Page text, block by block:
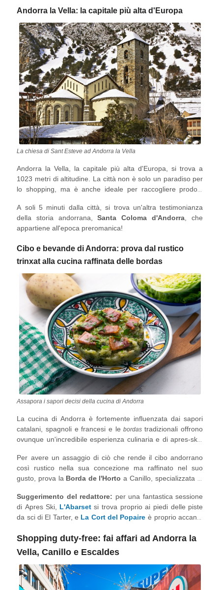
Refugi de Perafita.
Andorra la Vella: la capitale più alta d'Europa
La chiesa di Sant Esteve ad Andorra la Vella
Andorra la Vella, la capitale più alta d'Europa, si trova a
1023 metri di altitudine. La città non è solo un paradiso per
lo shopping, ma è anche ideale per raccogliere prodotti
bellissimaEglesia de Sant Estevee scopri la storia
preromanica del Paese o percorri ilponte tibetano più
lungo d'Europa.
A soli 5 minuti dalla città, si trova un'altra testimonianza
della storia andorrana,Santa Coloma d'Andorra , che
appartiene all'epoca preromanica!
Cibo e bevande di Andorra: prova dal rustico
trinxat alla cucina raffinata delle bordas
Assapora i sapori decisi della cucina di Andorra
La cucina di Andorra è fortemente influenzata dai sapori
catalani, spagnoli e francesi e lebordastradizionali offrono
ovunque un'incredibile esperienza culinaria e di apres-ski.
assaggiare la cucina locale come ilTrinxat (un piatto a base
di patate e cavoli con pancetta), l'
Escudella, laCoca
(una
focaccia salata o dolce) e una grande selezione di carni alla
Per avere un assaggio di ciò che rende il cibo andorrano
così rustico nella sua concezione ma raffinato nel suo
gusto, prova la Borda de l'Horto a Canillo, specializzata in
Soldeu, ideale per gli amanti della carne alla griglia. Se vuoi
assaggiare un eccellente trinxat, opta per la Borda Patxeta
a El Tarter.
Suggerimento del redattore: per una fantastica sessione
di Apres Ski, L'Abarset si trova proprio ai piedi delle piste
da sci di El Tarter, e La Cort del Popaire è proprio accanto
Shopping duty-free: fai affari ad Andorra la
Vella, Canillo e Escaldes